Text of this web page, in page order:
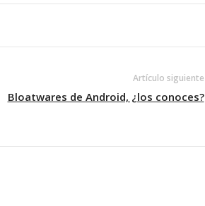
Artículo siguiente
Bloatwares de Android, ¿los conoces?